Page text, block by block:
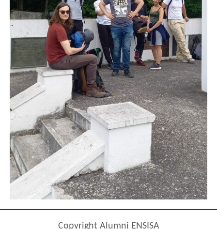
Copyright Alumni ENSISA